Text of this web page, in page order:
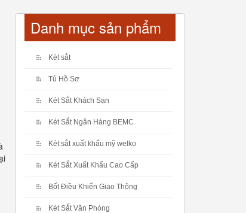
Danh mục sản phẩm
Két sắt
Tủ Hồ Sơ
Két Sắt Khách Sạn
Két Sắt Ngân Hàng BEMC
Két sắt xuất khẩu mỹ welko
Két Sắt Xuất Khẩu Cao Cấp
Bốt Điều Khiển Giao Thông
Két Sắt Văn Phòng